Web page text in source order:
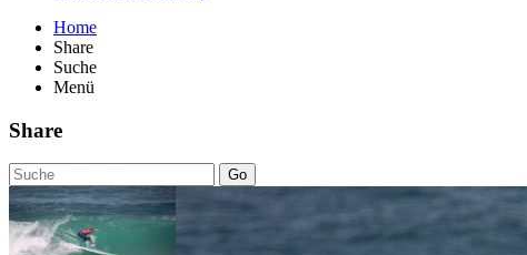
Home
Share
Suche
Menü
Share
Go